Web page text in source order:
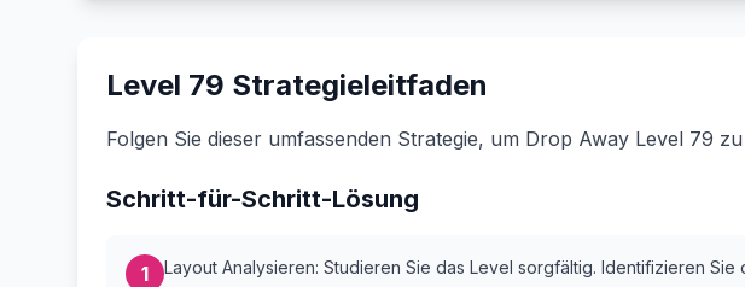
Level 79 Strategieleitfaden
Folgen Sie dieser umfassenden Strategie, um Drop Away Level 79
Schritt-für-Schritt-Lösung
1 Layout Analysieren: Studieren Sie das Level sorgfältig. Identifizieren